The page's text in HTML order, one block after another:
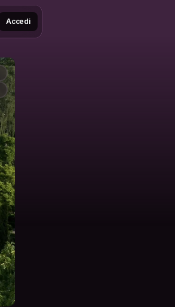
Accedi